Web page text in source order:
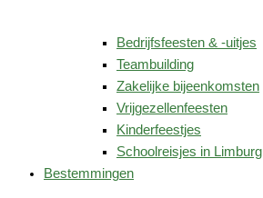
Bedrijfsfeesten & -uitjes
Teambuilding
Zakelijke bijeenkomsten
Vrijgezellenfeesten
Kinderfeestjes
Schoolreisjes in Limburg
Bestemmingen